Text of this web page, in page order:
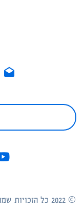
© 2022 כל הזכויות שמורות המרכז הישראלי להעצמת האזרח (ע"ר)